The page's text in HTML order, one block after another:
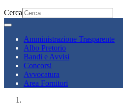
Cerca
Amministrazione Trasparente
Albo Pretorio
Bandi e Avvisi
Concorsi
Avvocatura
Area Fornitori